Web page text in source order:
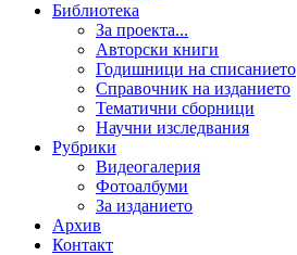
Библиотека
За проекта...
Авторски книги
Годишници на списанието
Справочник на изданието
Тематични сборници
Научни изследвания
Рубрики
Видеогалерия
Фотоалбуми
За изданието
Архив
Контакт